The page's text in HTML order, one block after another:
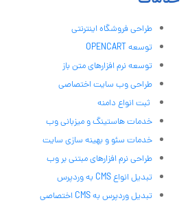
طراحی فروشگاه اینترنتی
توسعه OPENCART
توسعه نرم افزارهای متن باز
طراحی وب سایت اختصاصی
ثبت انواع دامنه
خدمات هاستینگ و میزبانی وب
خدمات سئو و بهینه سازی سایت
طراحی نرم افزارهای مبتنی بر وب
تبدیل انواع CMS به وردپرس
تبدیل وردپرس به CMS اختصاصی